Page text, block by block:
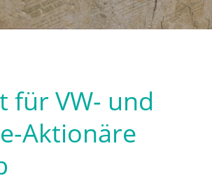
für VW- und
Aktionäre